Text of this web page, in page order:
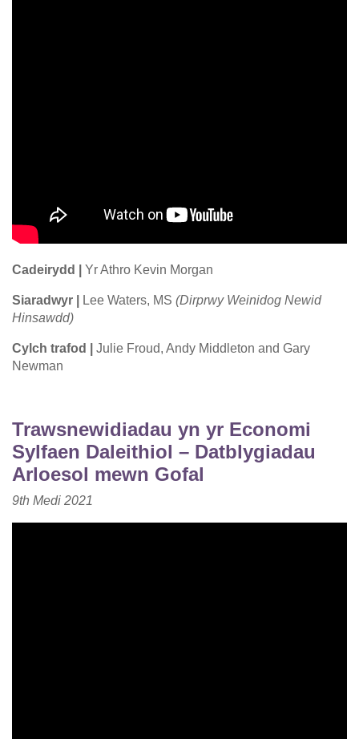
Cadeirydd | Yr Athro Kevin Morgan
Siaradwyr | Lee Waters, MS (Dirprwy Weinidog Newid
Hinsawdd)
Cylch trafod |
Julie Froud, Andy Middleton and Gary
Newman
Trawsnewidiadau yn yr Economi
Sylfaen Daleithiol – Datblygiadau
Arloesol mewn Gofal
9th Medi 2021